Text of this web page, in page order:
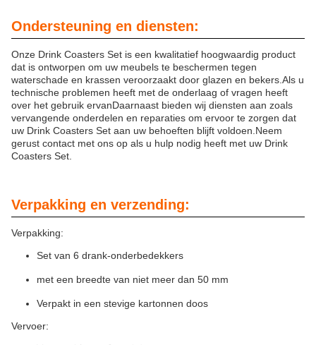
Ondersteuning en diensten:
Onze Drink Coasters Set is een kwalitatief hoogwaardig product
dat is ontworpen om uw meubels te beschermen tegen
waterschade en krassen veroorzaakt door glazen en bekers.Als u
technische problemen heeft met de onderlaag of vragen heeft
over het gebruik ervanDaarnaast bieden wij diensten aan zoals
vervangende onderdelen en reparaties om ervoor te zorgen dat
uw Drink Coasters Set aan uw behoeften blijft voldoen.Neem
gerust contact met ons op als u hulp nodig heeft met uw Drink
Coasters Set.
Verpakking en verzending:
Verpakking:
Set van 6 drank-onderbedekkers
met een breedte van niet meer dan 50 mm
Verpakt in een stevige kartonnen doos
Vervoer: